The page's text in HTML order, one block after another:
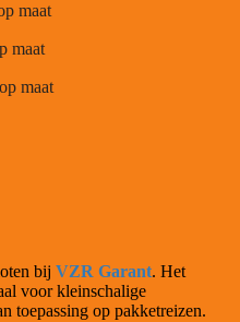
maat
maat
maat
bij VZR Garant. Het
voor kleinschalige
toepassing op pakketreizen.